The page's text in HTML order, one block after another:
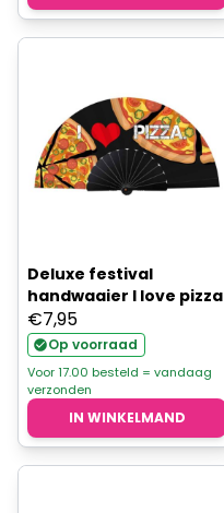
Deluxe festival
handwaaier I love pizza
€7,95
Op voorraad
Voor 17.00 besteld = vandaag
verzonden
IN WINKELMAND